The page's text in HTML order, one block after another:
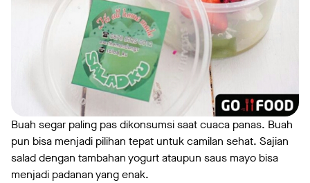
Buah segar paling pas dikonsumsi saat cuaca panas. Buah
pun bisa menjadi pilihan tepat untuk camilan sehat. Sajian
salad dengan tambahan yogurt ataupun saus mayo bisa
menjadi padanan yang enak.